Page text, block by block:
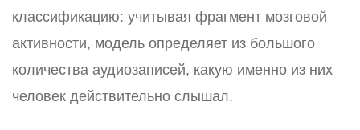
классификацию: учитывая фрагмент мозговой
активности, модель определяет из большого
количества аудиозаписей, какую именно из них
человек действительно слышал.